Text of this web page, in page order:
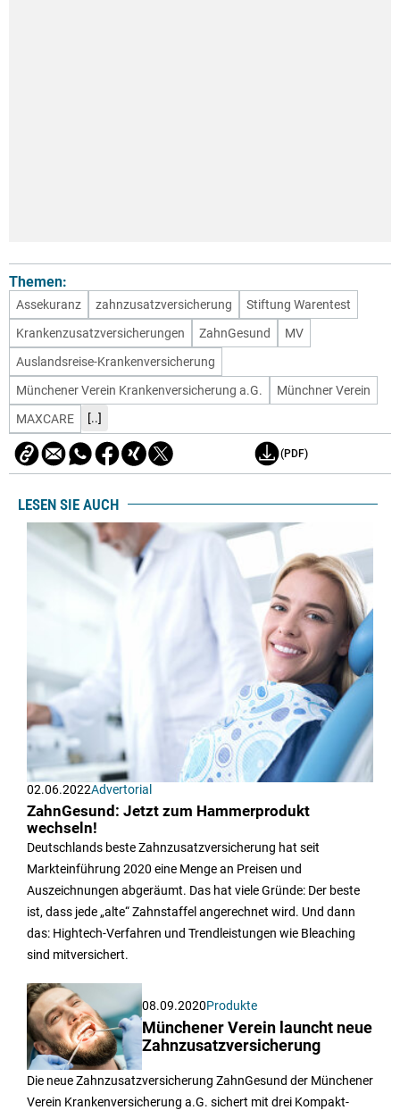
Themen:
Assekuranz zahnzusatzversicherung
Stiftung Warentest
Krankenzusatzversicherungen
ZahnGesund
MV
Auslandsreise-Krankenversicherung
Münchener Verein Krankenversicherung a.G.
Münchner Verein
MAXCARE
[..]
(PDF)
LESEN SIE AUCH
02.06.2022Advertorial
ZahnGesund: Jetzt zum Hammerprodukt
wechseln!
Deutschlands beste Zahnzusatzversicherung hat seit
Markteinführung 2020 eine Menge an Preisen und
Auszeichnungen abgeräumt. Das hat viele Gründe: Der beste
ist, dass jede „alte“ Zahnstaffel angerechnet wird. Und dann
das: Hightech-Verfahren und Trendleistungen wie Bleaching
sind mitversichert.
08.09.2020Produkte
Münchener Verein launcht neue
Zahnzusatzversicherung
Die neue Zahnzusatzversicherung ZahnGesund der Münchener
Verein Krankenversicherung a.G. sichert mit drei Kompakt-